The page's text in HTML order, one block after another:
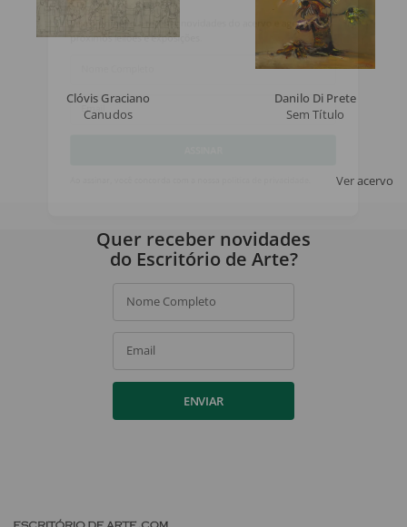
Clóvis Graciano
Canudos
Danilo Di Prete
Sem Título
Ver acervo
Seja o primeiro a receber novidades do acervo e agenda dos
próximos leilões e exposições.
Quer receber novidades
do Escritório de Arte?
Nome Completo
Email
ENVIAR